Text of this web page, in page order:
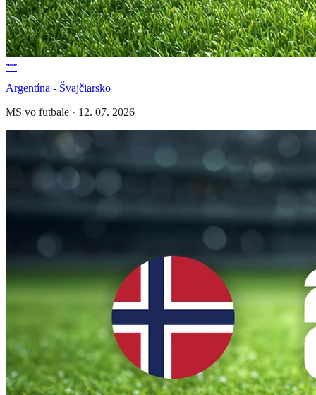
Argentína - Švajčiarsko
MS vo futbale · 12. 07. 2026